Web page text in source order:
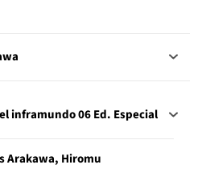
inframundo 06 Ed. Especial
Arakawa, Hiromu